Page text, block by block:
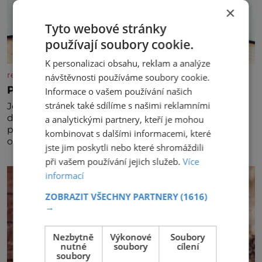
rezidenceonline.cz
Prostor, který roste s dítětem
Je to svět, který se vyvíjí a proměňuje od prvních
dětských krůčků až po dospívání. Správně navržený
pokoj podporuje bezpečí, kreativitu, soustředění i
odpočinek a reaguje na každou etapu života a
specifické potřeby dítěte. Pro nejmenší je klíčová
jednoduchost, měkkost a bezpečí, proto by pokoj
miminka měl působit především klidně a útulně.
×
Tyto webové stránky
používají soubory cookie.
K personalizaci obsahu, reklam a analýze
návštěvnosti používáme soubory cookie.
Informace o vašem používání našich
stránek také sdílíme s našimi reklamními
a analytickými partnery, kteří je mohou
kombinovat s dalšími informacemi, které
jste jim poskytli nebo které shromáždili
při vašem používání jejich služeb.Více
informací
ZOBRAZIT VŠECHNY PARTNERY(1616)
→
Nezbytně
nutné
soubory
Výkonové
soubory
Soubory
cílení